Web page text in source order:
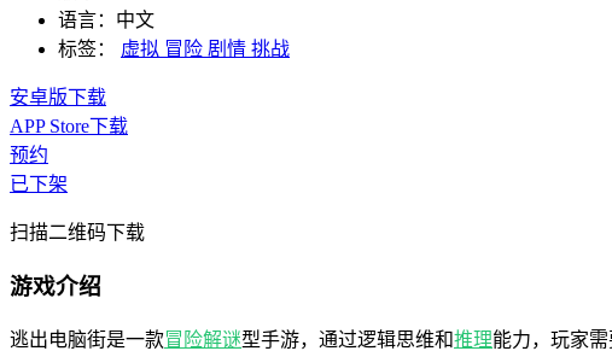
语言： 中文
标签：
虚拟 冒险 剧情 挑战
安卓版下载
APP Store下载
预约
已下架
扫描二维码下载
游戏介绍
逃出电脑街是一款冒险解谜型手游，通过逻辑思维和推理能力，玩家